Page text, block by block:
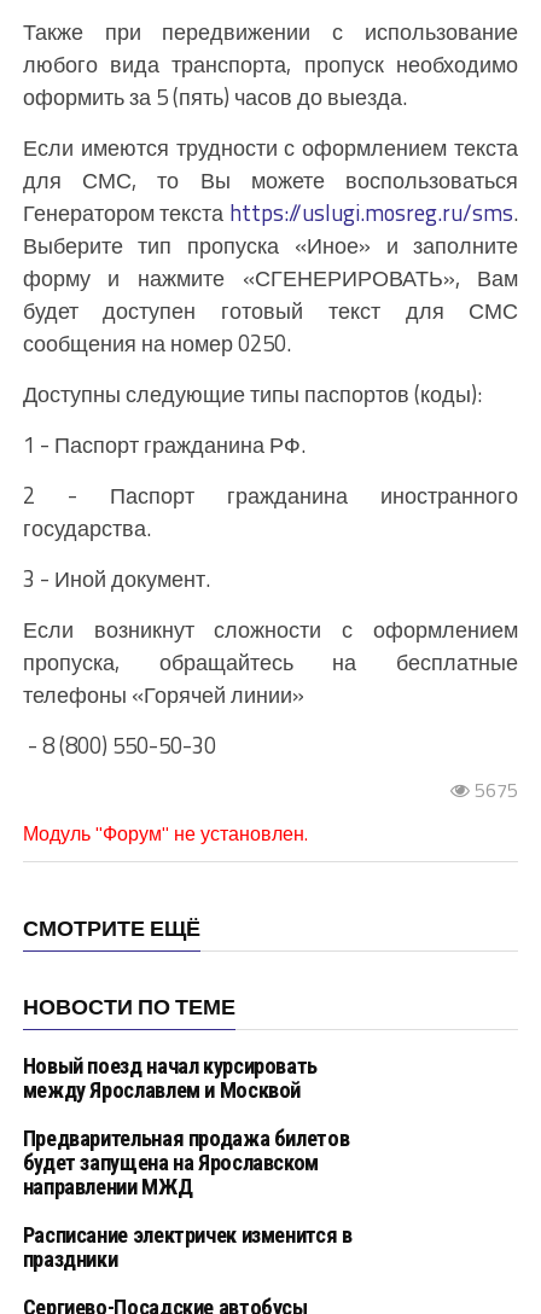
Также при передвижении с использование
любого вида транспорта, пропуск необходимо
оформить за 5 (пять) часов до выезда.
Если имеются трудности с оформлением текста
для СМС, то Вы можете воспользоваться
Генератором текста https://uslugi.mosreg.ru/sms.
Выберите тип пропуска «Иное» и заполните
форму и нажмите «СГЕНЕРИРОВАТЬ», Вам
будет доступен готовый текст для СМС
сообщения на номер 0250.
Доступны следующие типы паспортов (коды):
1 - Паспорт гражданина РФ.
2 - Паспорт гражданина иностранного
государства.
3 - Иной документ.
Если возникнут сложности с оформлением
пропуска, обращайтесь на бесплатные
телефоны «Горячей линии»
- 8 (800) 550-50-30
5675
Модуль "Форум" не установлен.
СМОТРИТЕ ЕЩЁ
НОВОСТИ ПО ТЕМЕ
Новый поезд начал курсировать
между Ярославлем и Москвой
Предварительная продажа билетов
будет запущена на Ярославском
направлении МЖД
Расписание электричек изменится в
праздники
Сергиево-Посадские автобусы